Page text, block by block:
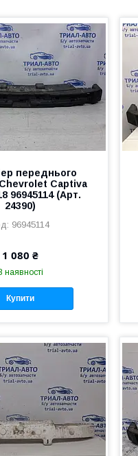
переднього
Captiva
96945114 (Арт.
24390)
96945114
1 080 ₴
наявності
Купити